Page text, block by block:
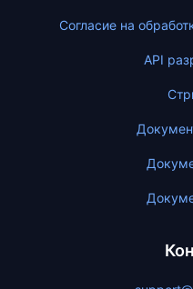
Согласие на
API